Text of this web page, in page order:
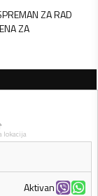
ZA RAD
ZA
lokacija
Aktivan